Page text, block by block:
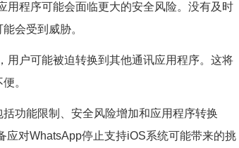
用程序可能会面临更大的安全风险。没有及时
会受到威胁。
用户可能被迫转换到其他通讯应用程序。这将
。
功能限制、安全风险增加和应用程序转换
对WhatsApp停止支持iOS系统可能带来的挑